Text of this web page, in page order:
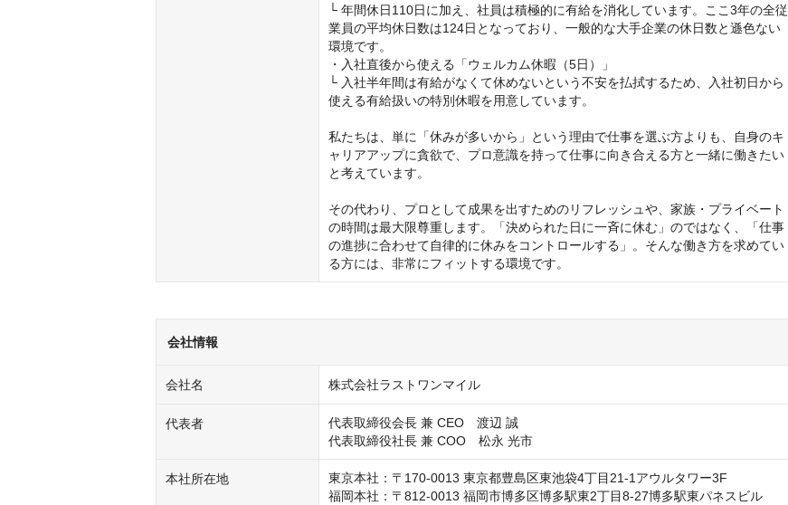
└ 年間休日110日に加え、社員は積極的に有給を消化しています。ここ3年の全従
業員の平均休日数は124日となっており、一般的な大手企業の休日数と遜色ない
環境です。
・入社直後から使える「ウェルカム休暇（5日）」
└ 入社半年間は有給がなくて休めないという不安を払拭するため、入社初日から
使える有給扱いの特別休暇を用意しています。
私たちは、単に「休みが多いから」という理由で仕事を選ぶ方よりも、自身のキ
ャリアアップに貪欲で、プロ意識を持って仕事に向き合える方と一緒に働きたい
と考えています。
その代わり、プロとして成果を出すためのリフレッシュや、家族・プライベート
の時間は最大限尊重します。「決められた日に一斉に休む」のではなく、「仕事
の進捗に合わせて自律的に休みをコントロールする」。そんな働き方を求めてい
る方には、非常にフィットする環境です。
会社情報
会社名 株式会社ラストワンマイル
代表者
代表取締役会長 兼 CEO　渡辺 誠
代表取締役社長 兼 COO　松永 光市
本社所在地
東京本社：〒170-0013 東京都豊島区東池袋4丁目21-1アウルタワー3F
福岡本社：〒812-0013 福岡市博多区博多駅東2丁目8-27博多駅東パネスビル